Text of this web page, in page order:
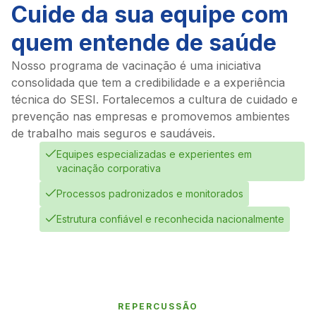
Cuide da sua equipe com
quem entende de saúde
Nosso programa de vacinação é uma iniciativa
consolidada que tem a credibilidade e a experiência
técnica do SESI. Fortalecemos a cultura de cuidado e
prevenção nas empresas e promovemos ambientes
de trabalho mais seguros e saudáveis.
Equipes especializadas e experientes em
vacinação corporativa
Processos padronizados e monitorados
Estrutura confiável e reconhecida nacionalmente
REPERCUSSÃO